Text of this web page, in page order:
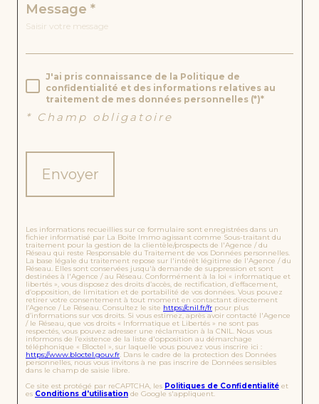
nité
rare
deux
de
la...
9
0
€
V
o
l
e
b
i
e
n
EXCLUSIF
PRIX EN
BAISSE
message *
J'ai pris connaissance de la Politique de
confidentialité et des informations relatives au
traitement de mes données personnelles (*)*
* Champ obligatoire
Envoyer
Les informations recueillies sur ce formulaire sont enregistrées dans un
fichier informatisé par La Boite Immo agissant comme Sous-traitant du
traitement pour la gestion de la clientèle/prospects de l'Agence / du
Réseau qui reste Responsable du Traitement de vos Données personnelles.
La base légale du traitement repose sur l'intérêt légitime de l'Agence / du
Réseau. Elles sont conservées jusqu'à demande de suppression et sont
destinées à l'Agence / au Réseau. Conformément à la loi « informatique et
libertés », vous disposez des droits d’accès, de rectification, d’effacement,
d’opposition, de limitation et de portabilité de vos données. Vous pouvez
retirer votre consentement à tout moment en contactant directement
l’Agence / Le Réseau. Consultez le site https://cnil.fr/fr pour plus
d’informations sur vos droits. Si vous estimez, après avoir contacté l'Agence
/ le Réseau, que vos droits « Informatique et Libertés » ne sont pas
respectés, vous pouvez adresser une réclamation à la CNIL. Nous vous
informons de l’existence de la liste d'opposition au démarchage
téléphonique « Bloctel », sur laquelle vous pouvez vous inscrire ici :
https://www.bloctel.gouv.fr. Dans le cadre de la protection des Données
personnelles, nous vous invitons à ne pas inscrire de Données sensibles
dans le champ de saisie libre.
Ce site est protégé par reCAPTCHA, les Politiques de Confidentialité et
es Conditions d'utilisation de Google s'appliquent.